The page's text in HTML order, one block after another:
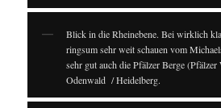
Blick in die Rheinebene. Bei wirklich
ringsum sehr weit schauen vom
sehr gut auch die Pfälzer Berge (Pfälzer
Odenwald / Heidelberg.